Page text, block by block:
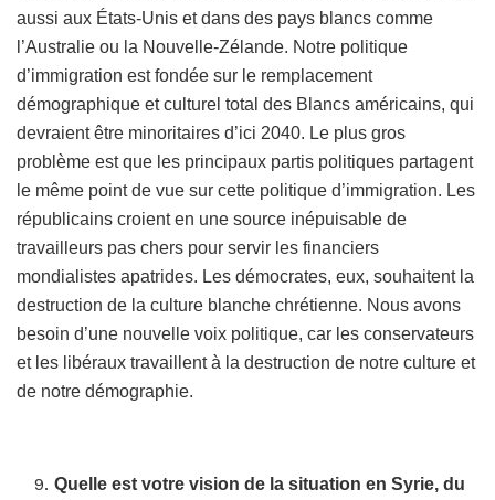
aussi aux États-Unis et dans des pays blancs comme
l’Australie ou la Nouvelle-Zélande. Notre politique
d’immigration est fondée sur le remplacement
démographique et culturel total des Blancs américains, qui
devraient être minoritaires d’ici 2040. Le plus gros
problème est que les principaux partis politiques partagent
le même point de vue sur cette politique d’immigration. Les
républicains croient en une source inépuisable de
travailleurs pas chers pour servir les financiers
mondialistes apatrides. Les démocrates, eux, souhaitent la
destruction de la culture blanche chrétienne. Nous avons
besoin d’une nouvelle voix politique, car les conservateurs
et les libéraux travaillent à la destruction de notre culture et
de notre démographie.
Quelle est votre vision de la situation en Syrie, du